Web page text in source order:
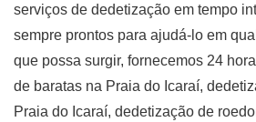
serviços de dedetização em tempo
sempre prontos para ajudá-lo em
que possa surgir, fornecemos 24
de baratas na Praia do Icaraí,
Praia do Icaraí, dedetização de